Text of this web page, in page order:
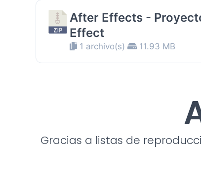
After Effects -
Effect
1 archivo(s) 11.93 MB
Gracias a listas de